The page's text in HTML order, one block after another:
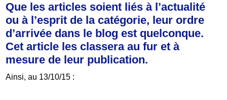
Que les articles soient liés à l’actualité
ou à l’esprit de la catégorie, leur ordre
d’arrivée dans le blog est quelconque.
Cet article les classera au fur et à
mesure de leur publication.
Ainsi, au 13/10/15 :